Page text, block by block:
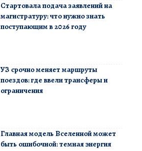
Стартовала подача заявлений на
магистратуру: что нужно знать
поступающим в 2026 году
УЗ срочно меняет маршруты
поездов: где ввели трансферы и
ограничения
Главная модель Вселенной может
быть ошибочной: темная энергия